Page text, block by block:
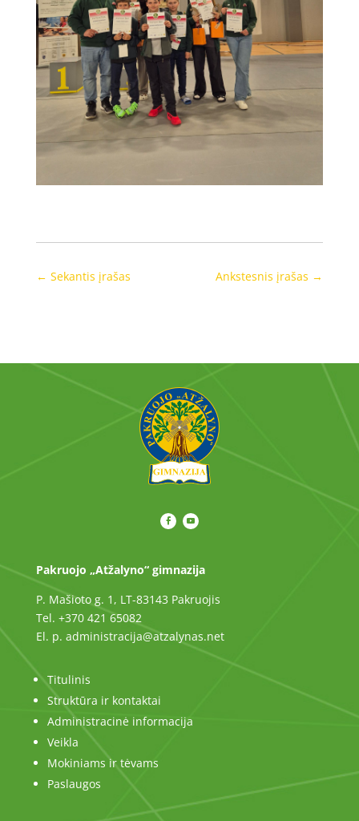
← Sekantis įrašas Ankstesnis įrašas →
Pakruojo „Atžalyno“ gimnazija
P. Mašioto g. 1, LT-83143 Pakruojis
Tel. +370 421 65082
El. p. administracija@atzalynas.net
Titulinis
Struktūra ir kontaktai
Administracinė informacija
Veikla
Mokiniams ir tėvams
Paslaugos